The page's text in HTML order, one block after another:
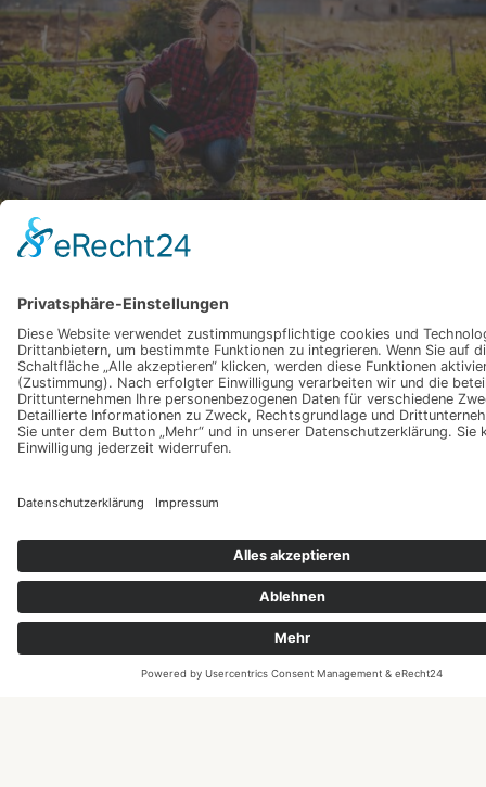
16. November 2025
Städtisches Leben wird von Hektik, dicht bebauten Flächen und
begrenzten Naturbereichen geprägt. Umgeben von Straßen, Beton und
Verkehr wächst der Wunsch nach Ruhepunkten, die Entspannung und ein
Gefühl von Ausgleich…
Wietere Artikel